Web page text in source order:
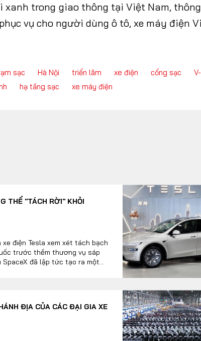
xanh trong giao thông tại Việt Nam,
vụ cho người dùng ô tô, xe máy điện
sạc Hà Nội triển lãm xe điện cổng sạc
hạ tầng sạc xe máy điện
THỂ "TÁCH RỜI" KHỎI
điện Tesla xem xét tách bạch
trước thềm thương vụ sáp
đã lập tức tạo ra một
ĐỊA CỦA CÁC ĐẠI GIA XE